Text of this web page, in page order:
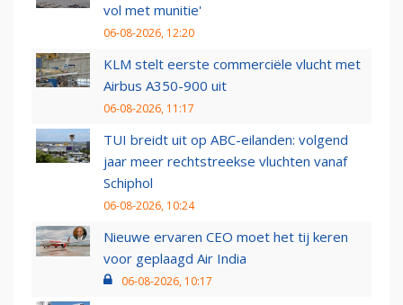
vol met munitie'
06-08-2026, 12:20
KLM stelt eerste commerciële vlucht met
Airbus A350-900 uit
06-08-2026, 11:17
TUI breidt uit op ABC-eilanden: volgend
jaar meer rechtstreekse vluchten vanaf
Schiphol
06-08-2026, 10:24
Nieuwe ervaren CEO moet het tij keren
voor geplaagd Air India
06-08-2026, 10:17